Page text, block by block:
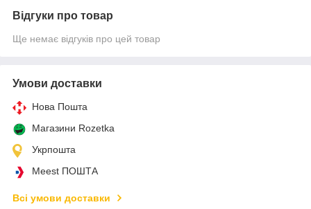
Відгуки про товар
Ще немає відгуків про цей товар
Умови доставки
Нова Пошта
Магазини Rozetka
Укрпошта
Meest ПОШТА
Всі умови доставки